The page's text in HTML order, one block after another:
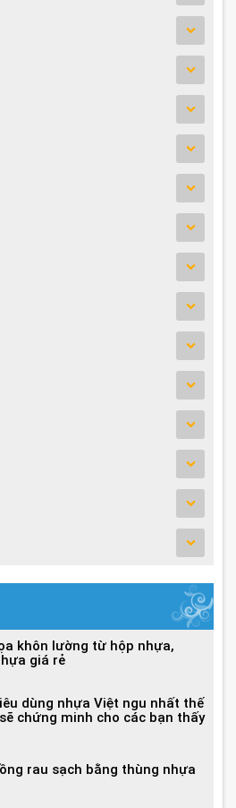
khôn lường từ hộp nhựa,
giá rẻ
dùng nhựa Việt ngu nhất thế
chứng minh cho các bạn thấy
rau sạch bằng thùng nhựa